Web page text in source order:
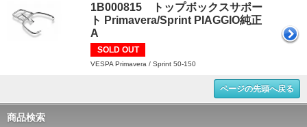
1B000815 トップボックスサポー
ト Primavera/Sprint PIAGGIO純正
A
SOLD OUT
VESPA Primavera / Sprint 50-150
ページの先頭へ戻る
商品検索